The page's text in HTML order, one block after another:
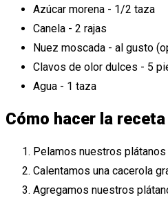
Azúcar morena - 1/2 taza
Canela - 2 rajas
Nuez moscada - al gusto
Clavos de olor dulces - 5
Agua - 1 taza
Cómo hacer la
Pelamos nuestros
Calentamos una cacerola
Agregamos nuestros